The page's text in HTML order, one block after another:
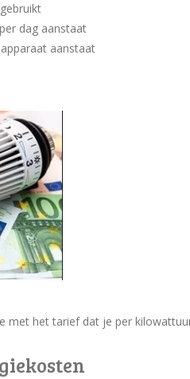
dag aanstaat
aanstaat
met het tarief dat je per